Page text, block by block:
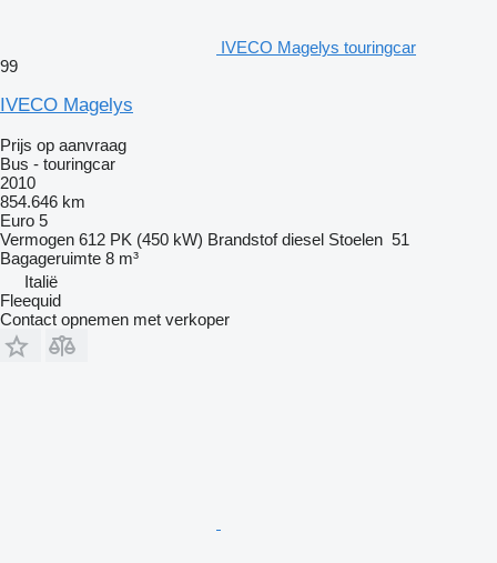
IVECO Magelys touringcar
99
IVECO Magelys
Prijs op aanvraag
Bus - touringcar
2010
854.646 km
Euro 5
Vermogen 612 PK (450 kW) Brandstof diesel Stoelen 51
Bagageruimte 8 m³
Italië
Fleequid
Contact opnemen met verkoper